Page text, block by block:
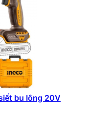
bu lông 20V